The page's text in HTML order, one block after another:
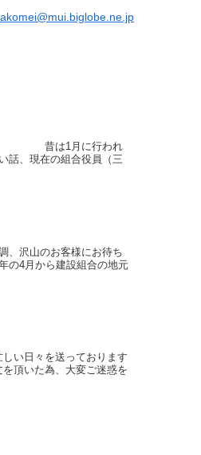
た。 昔は1月に行われ
話、現在の組合役員（三
、沢山のお客様にお待ち
の4月から建設組合の地元
い日々を送っております
頂いた為、大変ご迷惑を